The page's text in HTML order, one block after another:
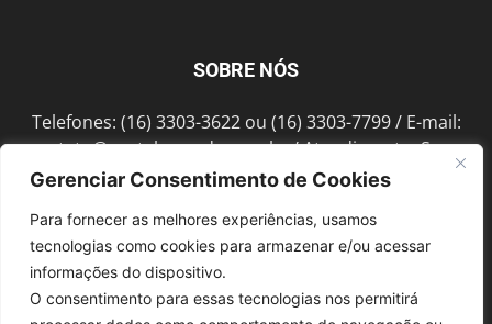
Gerenciar Consentimento de Cookies
Para fornecer as melhores experiências, usamos
tecnologias como cookies para armazenar e/ou acessar
informações do dispositivo.
O consentimento para essas tecnologias nos permitirá
SOBRE NÓS
Telefones: (16) 3303-3622 ou (16) 3303-7799 / E-mail:
contato@portalmorada.com.br/ Atendimento: Seg a
Sex das 8h às 18h / Endereço: Av. Bento de Abreu, 889
SIGA-NOS